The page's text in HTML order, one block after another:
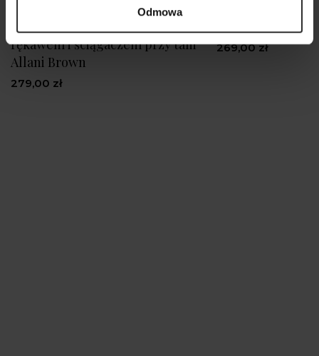
Odmowa
Brązowa Koszula z bufiastym
rękawem i ściągaczem przy talii
Allani Brown
279,00 zł
Bluzka Xani Navy
269,00 zł